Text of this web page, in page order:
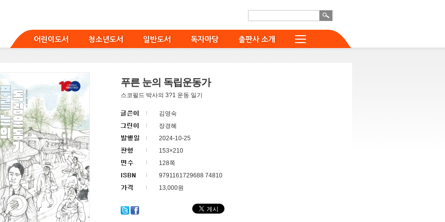
어린이도서 청소년도서 일반도서 독자마당 출판사 소개
푸른 눈의 독립운동가
스코필드 박사의 3?1 운동 일기
김영숙
장경혜
2024-10-25
153×210
128쪽
9791161729688 74810
13,000원